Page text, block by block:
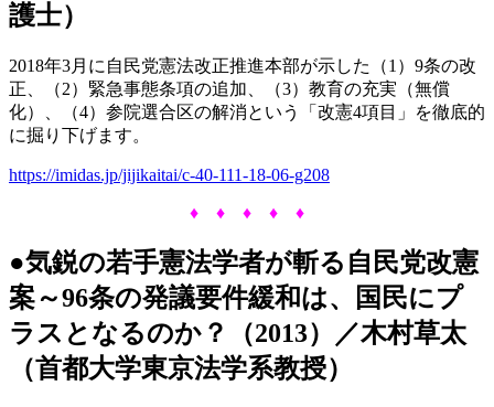
護士）
2018年3月に自民党憲法改正推進本部が示した（1）9条の改
正、（2）緊急事態条項の追加、（3）教育の充実（無償
化）、（4）参院選合区の解消という「改憲4項目」を徹底的
に掘り下げます。
https://imidas.jp/jijikaitai/c-40-111-18-06-g208
♦ ♦ ♦ ♦ ♦
●気鋭の若手憲法学者が斬る自民党改憲
案～96条の発議要件緩和は、国民にプ
ラスとなるのか？（2013）／木村草太
（首都大学東京法学系教授）